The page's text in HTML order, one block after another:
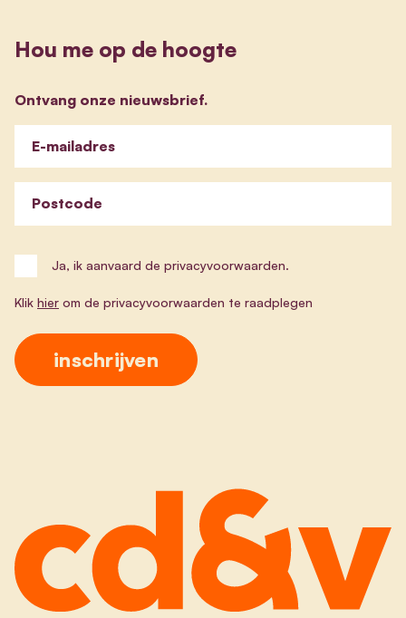
Hou me op de hoogte
Ontvang onze nieuwsbrief.
E-mailadres
Postcode
Ja, ik aanvaard de privacyvoorwaarden.
Klik hier om de privacyvoorwaarden te raadplegen